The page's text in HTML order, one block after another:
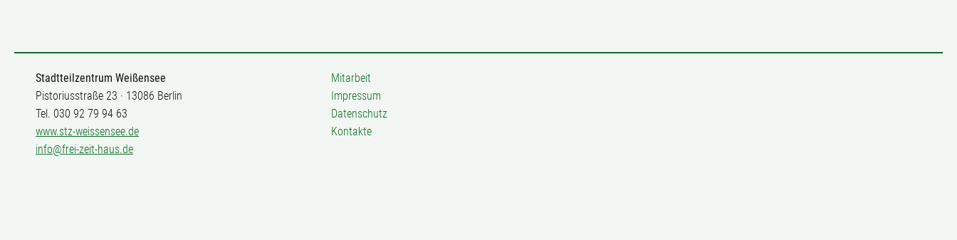
Stadtteilzentrum Weißensee
Pistoriusstraße 23 · 13086 Berlin
Tel. 030 92 79 94 63
www.stz-weissensee.de
info@frei-zeit-haus.de
Mitarbeit
Impressum
Datenschutz
Kontakte